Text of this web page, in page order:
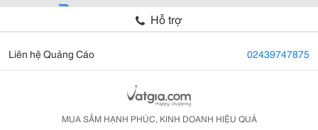
Hỗ trợ
Liên hệ Quảng Cáo 02439747875
MUA SẮM HẠNH PHÚC, KINH DOANH HIỆU QUẢ